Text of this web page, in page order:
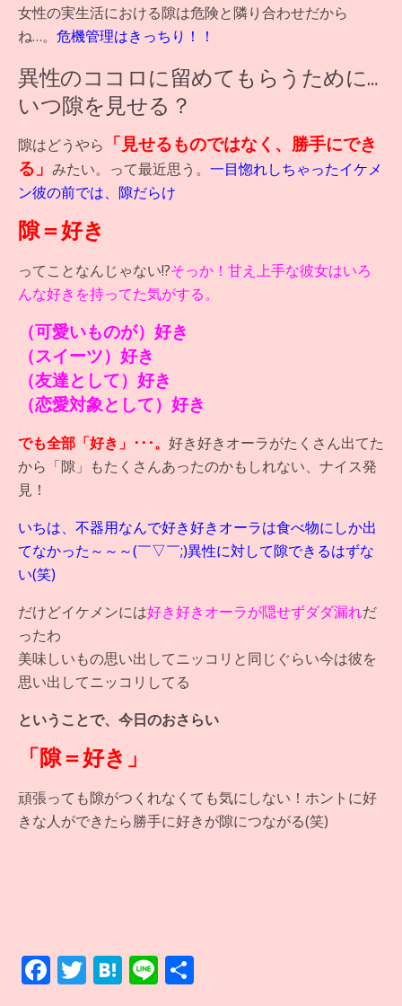
女性の実生活における隙は危険と隣り合わせだから
ね…。 危機管理はきっちり！！
異性のココロに留めてもらうために…
いつ隙を見せる？
隙はどうやら 「見せるものではなく、勝手にでき
る」 みたい。って最近思う。 一目惚れしちゃったイケメ
ン彼の前では、隙だらけ
隙＝好き
ってことなんじゃない!?そっか！甘え上手な彼女はいろ
んな好きを持ってた気がする。
（可愛いものが）好き
（スイーツ）好き
（友達として）好き
（恋愛対象として）好き
でも全部「好き」･･･。 好き好きオーラがたくさん出てた
から「隙」もたくさんあったのかもしれない、ナイス発
見！
いちは、不器用なんで好き好きオーラは食べ物にしか出
てなかった～～～(￣▽￣;)異性に対して隙できるはずな
い(笑)
だけどイケメンには好き好きオーラが隠せずダダ漏れだ
ったわ
美味しいもの思い出してニッコリと同じぐらい今は彼を
思い出してニッコリしてる
ということで、今日のおさらい
「隙＝好き」
頑張っても隙がつくれなくても気にしない！ホントに好
きな人ができたら勝手に好きが隙につながる(笑)
F T H Li